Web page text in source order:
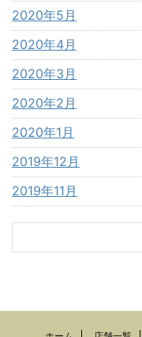
2020年5月
2020年4月
2020年3月
2020年2月
2020年1月
2019年12月
2019年11月